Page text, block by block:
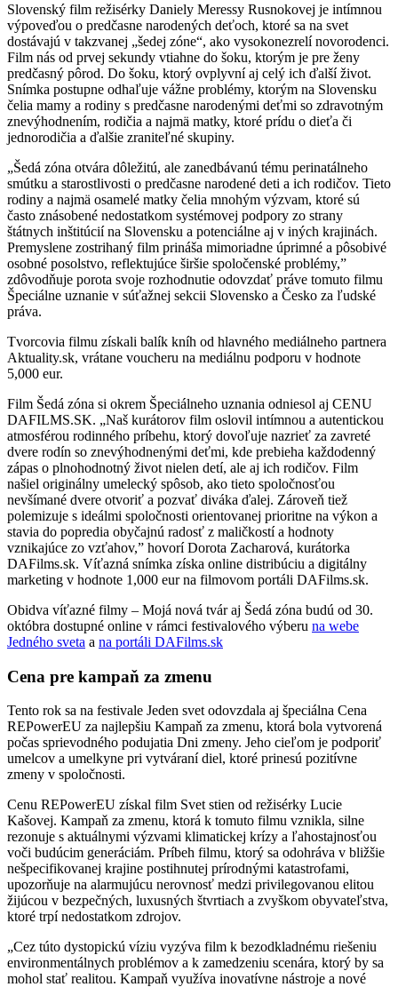
Slovenský film režisérky Daniely Meressy Rusnokovej je intímnou
výpoveďou o predčasne narodených deťoch, ktoré sa na svet
dostávajú v takzvanej „šedej zóne“, ako vysokonezrelí novorodenci.
Film nás od prvej sekundy vtiahne do šoku, ktorým je pre ženy
predčasný pôrod. Do šoku, ktorý ovplyvní aj celý ich ďalší život.
Snímka postupne odhaľuje vážne problémy, ktorým na Slovensku
čelia mamy a rodiny s predčasne narodenými deťmi so zdravotným
znevýhodnením, rodičia a najmä matky, ktoré prídu o dieťa či
jednorodičia a ďalšie zraniteľné skupiny.
„Šedá zóna otvára dôležitú, ale zanedbávanú tému perinatálneho
smútku a starostlivosti o predčasne narodené deti a ich rodičov. Tieto
rodiny a najmä osamelé matky čelia mnohým výzvam, ktoré sú
často znásobené nedostatkom systémovej podpory zo strany
štátnych inštitúcií na Slovensku a potenciálne aj v iných krajinách.
Premyslene zostrihaný film prináša mimoriadne úprimné a pôsobivé
osobné posolstvo, reflektujúce širšie spoločenské problémy,”
zdôvodňuje porota svoje rozhodnutie odovzdať práve tomuto filmu
Špeciálne uznanie v súťažnej sekcii Slovensko a Česko za ľudské
práva.
Tvorcovia filmu získali balík kníh od hlavného mediálneho partnera
Aktuality.sk, vrátane voucheru na mediálnu podporu v hodnote
5,000 eur.
Film Šedá zóna si okrem Špeciálneho uznania odniesol aj CENU
DAFILMS.SK. „Naš kurátorov film oslovil intímnou a autentickou
atmosférou rodinného príbehu, ktorý dovoľuje nazrieť za zavreté
dvere rodín so znevýhodnenými deťmi, kde prebieha každodenný
zápas o plnohodnotný život nielen detí, ale aj ich rodičov. Film
našiel originálny umelecký spôsob, ako tieto spoločnosťou
nevšímané dvere otvoriť a pozvať diváka ďalej. Zároveň tiež
polemizuje s ideálmi spoločnosti orientovanej prioritne na výkon a
stavia do popredia obyčajnú radosť z maličkostí a hodnoty
vznikajúce zo vzťahov,” hovorí Dorota Zacharová, kurátorka
DAFilms.sk. Víťazná snímka získa online distribúciu a digitálny
marketing v hodnote 1,000 eur na filmovom portáli DAFilms.sk.
Obidva víťazné filmy – Mojá nová tvár aj Šedá zóna budú od 30.
októbra dostupné online v rámci festivalového výberu na webe
Jedného sveta a na portáli DAFilms.sk
Cena pre kampaň za zmenu
Tento rok sa na festivale Jeden svet odovzdala aj špeciálna Cena
REPowerEU za najlepšiu Kampaň za zmenu, ktorá bola vytvorená
počas sprievodného podujatia Dni zmeny. Jeho cieľom je podporiť
umelcov a umelkyne pri vytváraní diel, ktoré prinesú pozitívne
zmeny v spoločnosti.
Cenu REPowerEU získal film Svet stien od režisérky Lucie
Kašovej. Kampaň za zmenu, ktorá k tomuto filmu vznikla, silne
rezonuje s aktuálnymi výzvami klimatickej krízy a ľahostajnosťou
voči budúcim generáciám. Príbeh filmu, ktorý sa odohráva v bližšie
nešpecifikovanej krajine postihnutej prírodnými katastrofami,
upozorňuje na alarmujúcu nerovnosť medzi privilegovanou elitou
žijúcou v bezpečných, luxusných štvrtiach a zvyškom obyvateľstva,
ktoré trpí nedostatkom zdrojov.
„Cez túto dystopickú víziu vyzýva film k bezodkladnému riešeniu
environmentálnych problémov a k zamedzeniu scenára, ktorý by sa
mohol stať realitou. Kampaň využíva inovatívne nástroje a nové